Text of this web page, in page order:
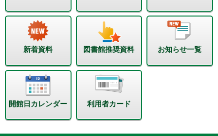
新着資料 図書館推奨資料 お知らせ一覧
開館日カレンダー 利用者カード